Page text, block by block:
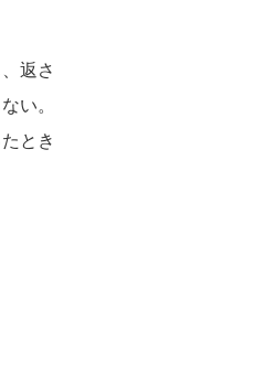
返さ
い。
とき